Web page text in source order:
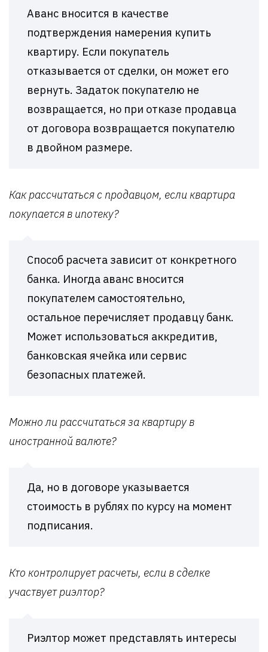
Аванс вносится в качестве
подтверждения намерения купить
квартиру. Если покупатель
отказывается от сделки, он может его
вернуть. Задаток покупателю не
возвращается, но при отказе продавца
от договора возвращается покупателю
в двойном размере.
Как рассчитаться с продавцом, если квартира
покупается в ипотеку?
Способ расчета зависит от конкретного
банка. Иногда аванс вносится
покупателем самостоятельно,
остальное перечисляет продавцу банк.
Может использоваться аккредитив,
банковская ячейка или сервис
безопасных платежей.
Можно ли рассчитаться за квартиру в
иностранной валюте?
Да, но в договоре указывается
стоимость в рублях по курсу на момент
подписания.
Кто контролирует расчеты, если в сделке
участвует риэлтор?
Риэлтор может представлять интересы